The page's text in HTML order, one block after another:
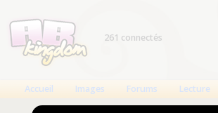
261 connectés
Accueil Images Forums Lecture